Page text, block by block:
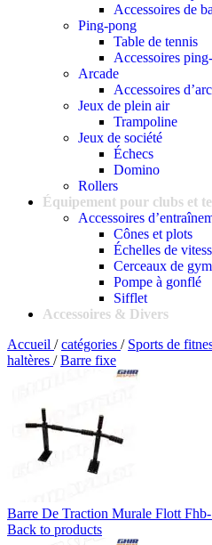
Accessoires de
Ping-pong
Table de tennis
Accessoires
Arcade
Accessoires
Jeux de plein air
Trampoline
Jeux de société
Échecs
Domino
Rollers
Équipement pour clubs et
Accessoires
Cônes et plots
Échelles de
Cerceaux de
Pompe à gonflé
Sifflet
Accessoires & Divers
Accueil / catégories / Sports de
haltères / Barre fixe
Barre De Traction Murale Flott
Back to products